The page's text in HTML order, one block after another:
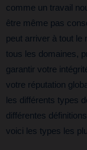
comme un travail
être même pas
peut arriver à tout le
tous les domaines,
garantir votre
votre réputation
les différents types
différentes
voici les types les